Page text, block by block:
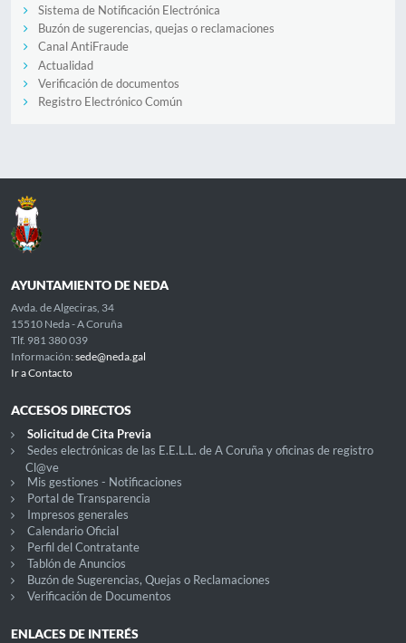
Sistema de Notificación Electrónica
Buzón de sugerencias, quejas o reclamaciones
Canal AntiFraude
Actualidad
Verificación de documentos
Registro Electrónico Común
AYUNTAMIENTO DE NEDA
Avda. de Algeciras, 34
15510 Neda - A Coruña
Tlf. 981 380 039
Información: sede@neda.gal
Ir a Contacto
ACCESOS DIRECTOS
Solicitud de Cita Previa
Sedes electrónicas de las E.E.L.L. de A Coruña y oficinas de registro
Cl@ve
Mis gestiones - Notificaciones
Portal de Transparencia
Impresos generales
Calendario Oficial
Perfil del Contratante
Tablón de Anuncios
Buzón de Sugerencias, Quejas o Reclamaciones
Verificación de Documentos
ENLACES DE INTERÉS